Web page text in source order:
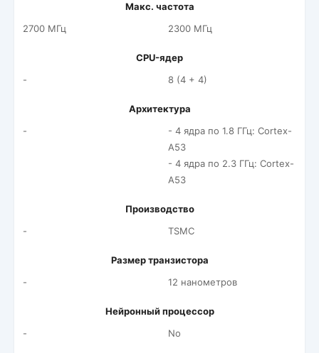
Макс. частота
2700 МГц
2300 МГц
CPU-ядер
-
8 (4 + 4)
Архитектура
-
- 4 ядра по 1.8 ГГц: Cortex-
A53
- 4 ядра по 2.3 ГГц: Cortex-
A53
Производство
-
TSMC
Размер транзистора
-
12 нанометров
Нейронный процессор
-
No